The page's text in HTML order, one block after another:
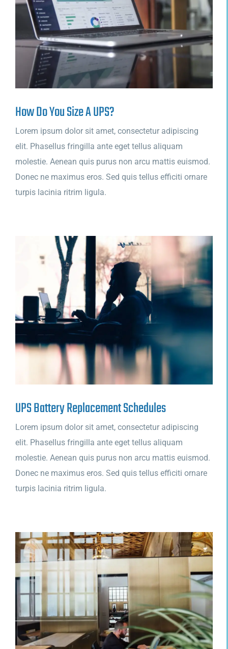
How Do You Size A UPS?
Lorem ipsum dolor sit amet, consectetur adipiscing
elit. Phasellus fringilla ante eget tellus aliquam
molestie. Aenean quis purus non arcu mattis euismod.
Donec ne maximus eros. Sed quis tellus efficiti ornare
turpis lacinia ritrim ligula.
UPS Battery Replacement Schedules
Lorem ipsum dolor sit amet, consectetur adipiscing
elit. Phasellus fringilla ante eget tellus aliquam
molestie. Aenean quis purus non arcu mattis euismod.
Donec ne maximus eros. Sed quis tellus efficiti ornare
turpis lacinia ritrim ligula.